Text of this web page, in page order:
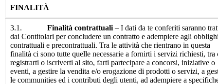
FINALITÀ
3.1. Finalità contrattuali – I dati da te conferiti saranno
dai Contitolari per concludere un contratto e adempiere agli
contrattuali e precontrattuali. Tra le attività che rientrano in questa
finalità ci sono tutte quelle necessarie a fornirti i servizi richiesti, tra
registrarti o iscriverti al sito, farti partecipare a concorsi, iniziative o
eventi, a gestire la vendita e/o erogazione di prodotti o servizi, a
le communities ed i contributi degli utenti, ad adempiere a